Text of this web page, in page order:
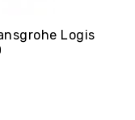
Logis